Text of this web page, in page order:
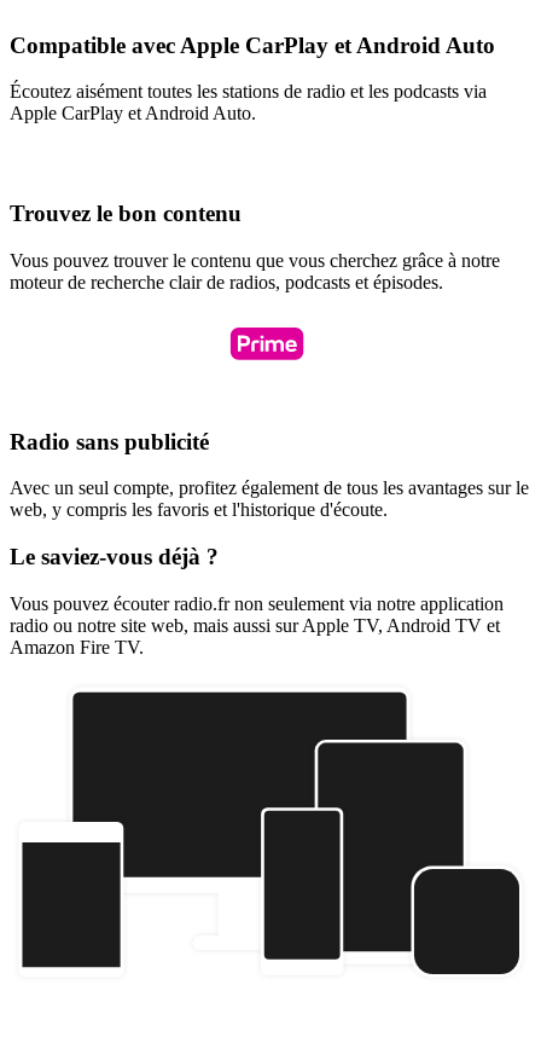
Compatible avec Apple CarPlay et Android Auto
Écoutez aisément toutes les stations de radio et les podcasts via
Apple CarPlay et Android Auto.
Trouvez le bon contenu
Vous pouvez trouver le contenu que vous cherchez grâce à notre
moteur de recherche clair de radios, podcasts et épisodes.
Radio sans publicité
Avec un seul compte, profitez également de tous les avantages sur le
web, y compris les favoris et l'historique d'écoute.
Le saviez-vous déjà ?
Vous pouvez écouter radio.fr non seulement via notre application
radio ou notre site web, mais aussi sur Apple TV, Android TV et
Amazon Fire TV.